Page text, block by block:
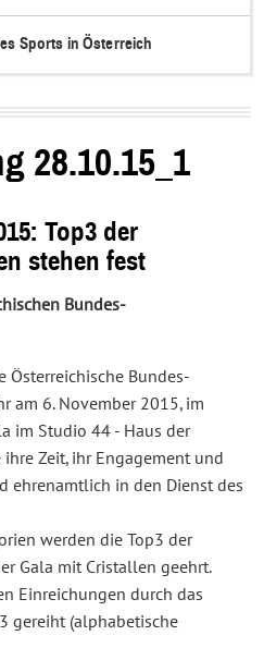
Sports in Österreich
28.10.15_1
Top3 der
stehen fest
Bundes-
Österreichische Bundes-
am 6. November 2015, im
im Studio 44 - Haus der
Zeit, ihr Engagement und
ehrenamtlich in den Dienst des
werden die Top3 der
Gala mit Cristallen geehrt.
Einreichungen durch das
gereiht (alphabetische